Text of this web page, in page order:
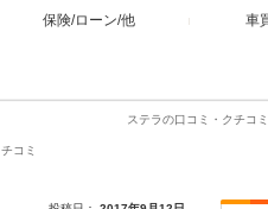
保険/ローン/他 車
ステラの口コミ・クチコ
コミ